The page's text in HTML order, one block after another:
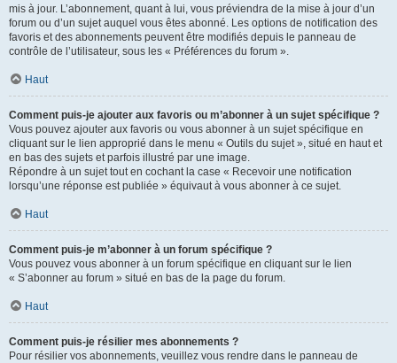
mis à jour. L’abonnement, quant à lui, vous préviendra de la mise à jour d’un
forum ou d’un sujet auquel vous êtes abonné. Les options de notification des
favoris et des abonnements peuvent être modifiés depuis le panneau de
contrôle de l’utilisateur, sous les « Préférences du forum ».
Haut
Comment puis-je ajouter aux favoris ou m’abonner à un sujet spécifique ?
Vous pouvez ajouter aux favoris ou vous abonner à un sujet spécifique en
cliquant sur le lien approprié dans le menu « Outils du sujet », situé en haut et
en bas des sujets et parfois illustré par une image.
Répondre à un sujet tout en cochant la case « Recevoir une notification
lorsqu’une réponse est publiée » équivaut à vous abonner à ce sujet.
Haut
Comment puis-je m’abonner à un forum spécifique ?
Vous pouvez vous abonner à un forum spécifique en cliquant sur le lien
« S’abonner au forum » situé en bas de la page du forum.
Haut
Comment puis-je résilier mes abonnements ?
Pour résilier vos abonnements, veuillez vous rendre dans le panneau de